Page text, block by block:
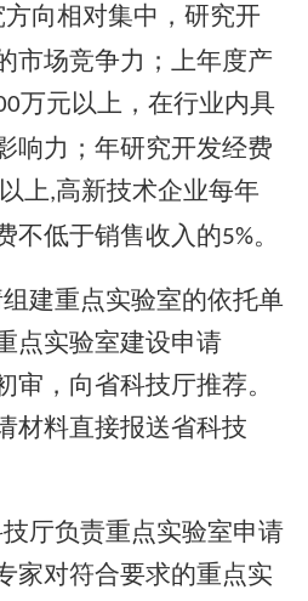
向相对集中，研究开
市场竞争力；上年度产
万元以上，在行业内具
响力；年研究开发经费
以上,高新技术企业每年
不低于销售收入的5%。
建重点实验室的依托单
点实验室建设申请
审，向省科技厅推荐。
材料直接报送省科技
厅负责重点实验室申请
家对符合要求的重点实